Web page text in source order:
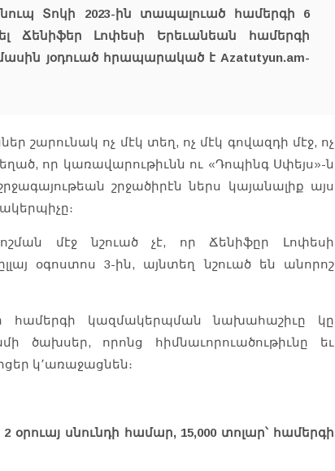
Տոկի 2023-ին տապալուած համերգի 6
Ճենիֆեր Լոփեսի Երեւանեան համերգի
յօդուած հրապարակած է Azatutyun.am-
շարունակ ոչ մէկ տեղ, ոչ մէկ գովազդի մէջ, ոչ
որ կառավարութիւնն ու «Դոպինգ Սփեյս»-ն
շրջածիրէն ներս կայանալիք այս
մէջ նշուած չէ, որ Ճենիֆըր Լոփեսի
օգոստոս 3-ին, այնտեղ նշուած են անորոշ
համերգի կազմակերպման նախահաշիւը կը
ծախսեր, որոնց հիմնաւորուածութիւնը եւ
կ՚առաջացնեն։
օրուայ սնունդի համար, 15,000 տոլար՝ համերգի